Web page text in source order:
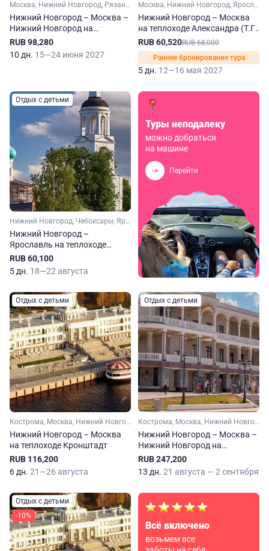
Москва, Нижний Новгород, Рязань, Коломна, Муром, Касимов, Павлово, Константиново
Нижний Новгород – Москва –
Нижний Новгород на
теплоходе Павел Миронов
RUB 98,280
10 дн. 15—24 июня 2027
Москва, Нижний Новгород, Ярославль, Углич, Городец
Нижний Новгород – Москва
на теплоходе Александра (Т.Г.
Шевченко)
RUB 60,520RUB 68,000
Раннее бронирование тура
5 дн. 12—16 мая 2027
Отдых с детьми
Нижний Новгород, Чебоксары, Ярославль, Городец
Нижний Новгород –
Ярославль на теплоходе
Зосима Шашков
RUB 60,100
5 дн. 18—22 августа
Туры неподалеку
можно добраться
на машине
Перейти
Отдых с детьми
Кострома, Москва, Нижний Новгород, Рыбинск, Ярославль, Плес, Мышкин, Городец
Нижний Новгород – Москва
на теплоходе Кронштадт
RUB 116,200
6 дн. 21—26 августа
Отдых с детьми
Кострома, Москва, Нижний Новгород, Рыбинск, Тверь, Ярославль, Углич, Калязин, Плес, Кинешма, Мышкин, Городец, Юрьевец
Нижний Новгород – Москва –
Нижний Новгород на
теплоходе Кронштадт
RUB 247,200
13 дн. 21 августа — 2 сентября
Отдых с детьми
-10%
Всё включено
возьмем все